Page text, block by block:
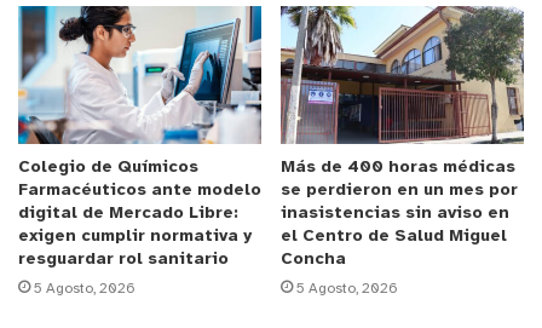
entre todos, entre el personal y los pacientes que
se atienden en él, para que nos dure harto, y
muchos años más”.
Gammacámara SPECT
Uno de los avances más relevantes del nuevo
Hospital Dr. Gustavo Fricke en materia de Medicina
Nuclear es la incorporación de una gammacámara
SPECT CT, única en la región en un hospital
Colegio de Químicos
Farmacéuticos ante modelo
digital de Mercado Libre:
exigen cumplir normativa y
resguardar rol sanitario
5 Agosto, 2026
Más de 400 horas médicas
se perdieron en un mes por
inasistencias sin aviso en
el Centro de Salud Miguel
Concha
5 Agosto, 2026